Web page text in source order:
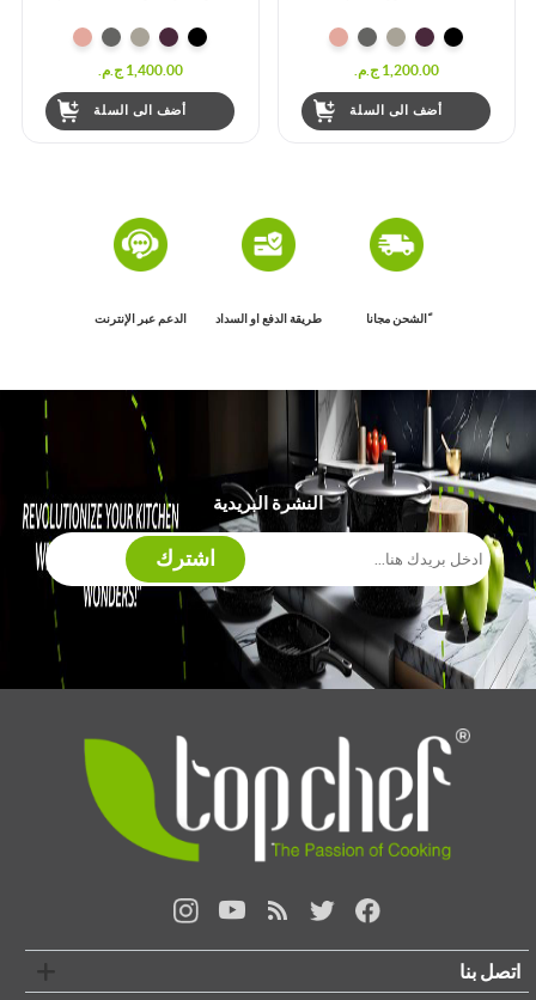
1,200.00 ج.م.‏
أضف الى السلة
1,400.00 ج.م.‏
أضف الى السلة
ًالشحن مجانا طريقة الدفع او السداد الدعم عبر الإنترنت
النشرة البريدية
اشترك
اتصل بنا